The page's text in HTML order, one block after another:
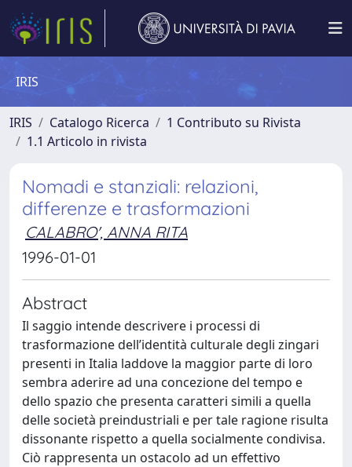
IRIS
IRIS Catalogo Ricerca
1 Contributo su Rivista
1.1 Articolo in rivista
Nomadi e stanziali: relazioni,
differenze e trasformazioni
CALABRO', ANNA RITA
1996-01-01
Abstract
Il saggio intende descrivere i processi di
trasformazione dell’identità culturale degli zingari
presenti in Italia laddove la maggior parte di loro
sembra aderire ad una concezione del tempo e
dello spazio che presenta caratteri simili a quella
delle società preindustriali e per tale ragione risulta
dissonante rispetto a quella socialmente condivisa.
Ciò rappresenta un ostacolo ad un effettivo